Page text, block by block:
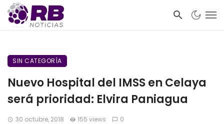
SIN CATEGORÍA
Nuevo Hospital del IMSS en Celaya
será prioridad: Elvira Paniagua
30 octubre, 2018 155 views 0